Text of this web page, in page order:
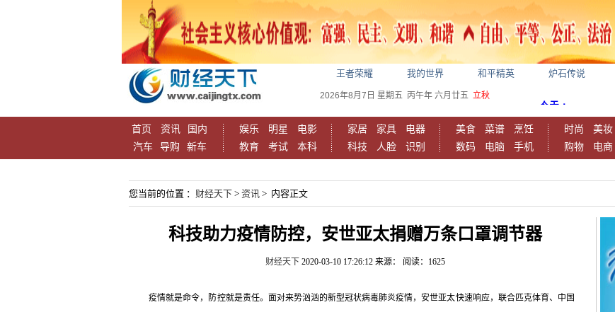
王者荣耀 我的世界 和平精英 炉石传说
2026年8月7日 星期五 丙午年 六月廿五 立秋
首页 资讯
国内
汽车
导购 新车
娱乐 明星
电影
教育
考试 本科
家居 家具
电器
科技
人脸 识别
美食 菜谱
烹饪
数码
电脑 手机
时尚 美妆
购物
电商
您当前的位置 ： 财经天下 > 资讯 > 内容正文
科技助力疫情防控，安世亚太捐赠万条口罩调节器
财经天下 2020-03-10 17:26:12 来源： 阅读：1625
疫情就是命令，防控就是责任。面对来势汹汹的新型冠状病毒肺炎疫情，安世亚太快速响应，联合匹克体育、中国